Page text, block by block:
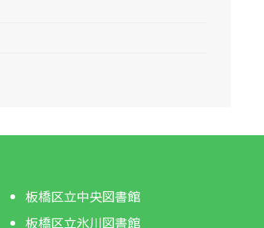
板橋区立中央図書館
板橋区立氷川図書館